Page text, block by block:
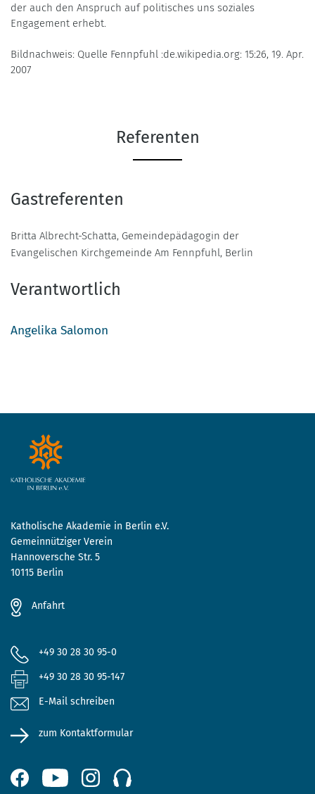
der auch den Anspruch auf politisches uns soziales
Engagement erhebt.
Bildnachweis: Quelle Fennpfuhl :de.wikipedia.org: 15:26, 19. Apr.
2007
Referenten
Gastreferenten
Britta Albrecht-Schatta, Gemeindepädagogin der
Evangelischen Kirchgemeinde Am Fennpfuhl, Berlin
Verantwortlich
Angelika Salomon
Katholische Akademie in Berlin e.V.
Gemeinnütziger Verein
Hannoversche Str. 5
10115 Berlin
Anfahrt
+49 30 28 30 95-0
+49 30 28 30 95-147
E-Mail schreiben
zum Kontaktformular